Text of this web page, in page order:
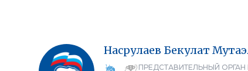
Насрулаев Бекулат
ПРЕДСТАВИТЕЛЬНЫЙ